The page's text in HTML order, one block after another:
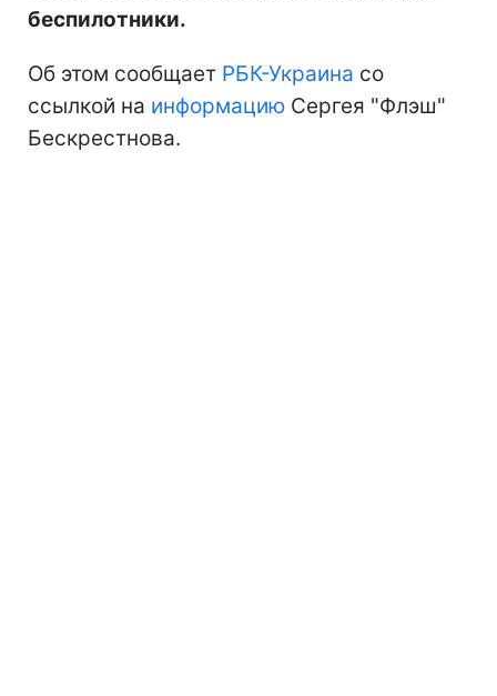
беспилотники.
Об этом сообщает РБК-Украина со
ссылкой на информацию Сергея "Флэш"
Бескрестнова.